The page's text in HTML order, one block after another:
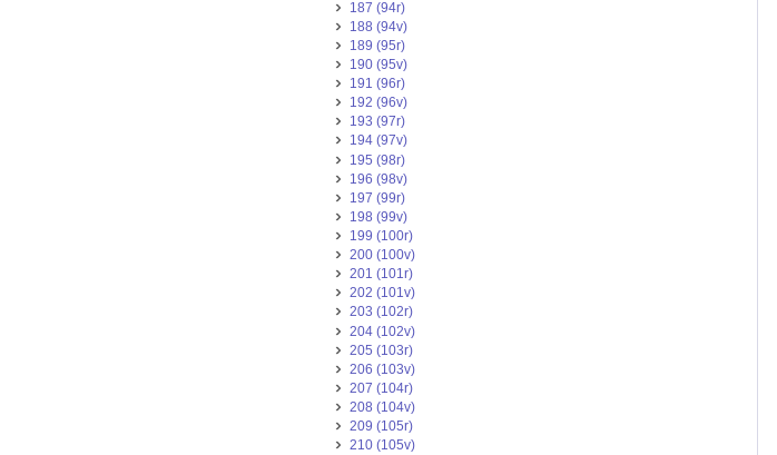
187 (94r)
188 (94v)
189 (95r)
190 (95v)
191 (96r)
192 (96v)
193 (97r)
194 (97v)
195 (98r)
196 (98v)
197 (99r)
198 (99v)
199 (100r)
200 (100v)
201 (101r)
202 (101v)
203 (102r)
204 (102v)
205 (103r)
206 (103v)
207 (104r)
208 (104v)
209 (105r)
210 (105v)